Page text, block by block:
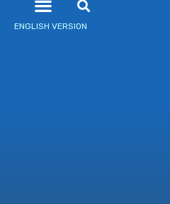
ENGLISH VERSION